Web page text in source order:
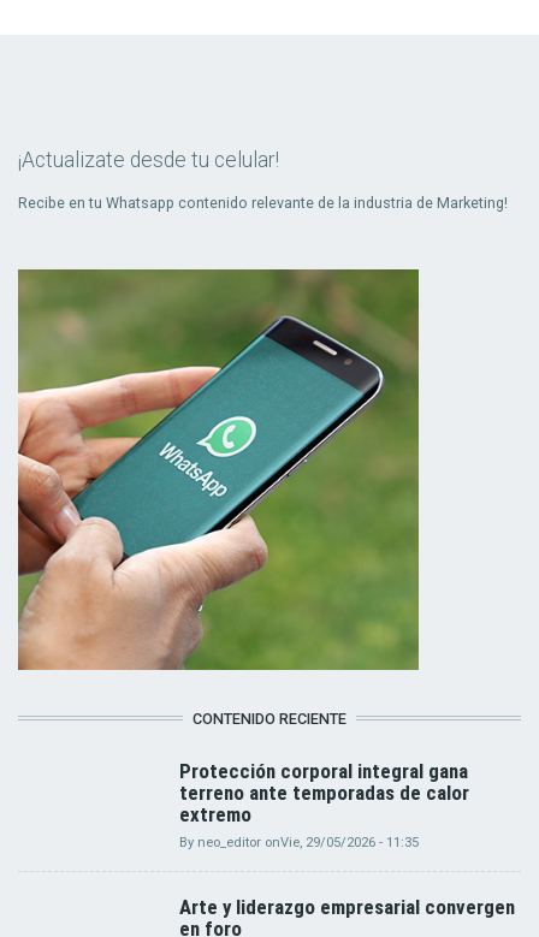
¡Actualizate desde tu celular!
Recibe en tu Whatsapp contenido relevante de la industria de Marketing!
CONTENIDO RECIENTE
Protección corporal integral gana
terreno ante temporadas de calor
extremo
By neo_editor onVie, 29/05/2026 - 11:35
Arte y liderazgo empresarial convergen
en foro